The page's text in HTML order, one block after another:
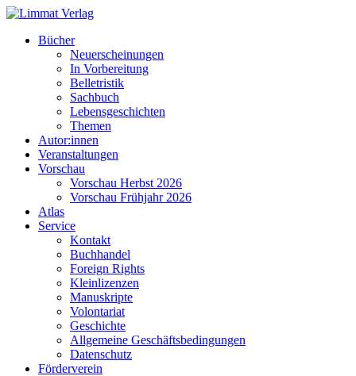
Bücher
Neuerscheinungen
In Vorbereitung
Belletristik
Sachbuch
Lebensgeschichten
Themen
Autor:innen
Veranstaltungen
Vorschau
Vorschau Herbst 2026
Vorschau Frühjahr 2026
Atlas
Service
Kontakt
Buchhandel
Foreign Rights
Kleinlizenzen
Manuskripte
Volontariat
Geschichte
Allgemeine Geschäftsbedingungen
Datenschutz
Förderverein